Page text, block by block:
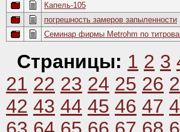
Капель-105
погрешность замеров запыленности
Семинар фирмы Metrohm по
Страницы: 1 2 3
21 22 23 24 25 26
42 43 44 45 46 47